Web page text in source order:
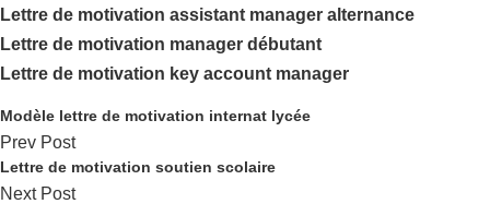
Lettre de motivation assistant manager alternance
Lettre de motivation manager débutant
Lettre de motivation key account manager
Modèle lettre de motivation internat lycée
Prev Post
Lettre de motivation soutien scolaire
Next Post